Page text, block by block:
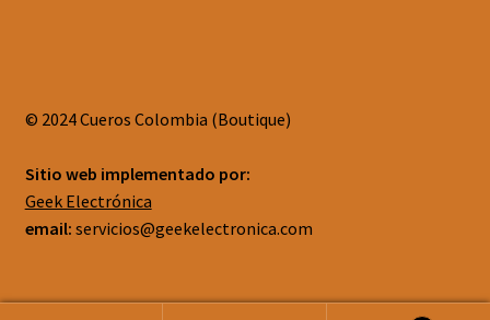
© 2024 Cueros Colombia (Boutique)
Sitio web implementado por:
Geek Electrónica
email: servicios@geekelectronica.com